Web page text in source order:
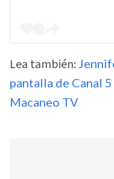
Lea también:
pantalla de Canal
Macaneo TV